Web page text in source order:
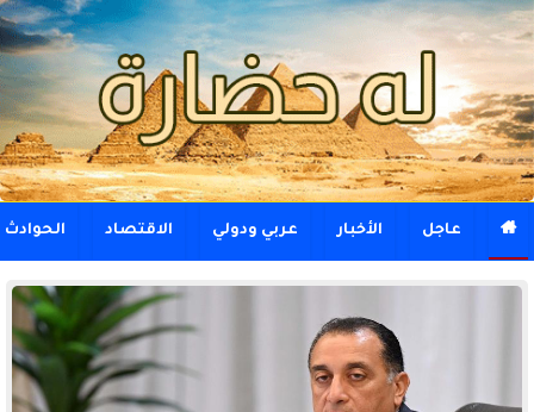
 عاجل الأخبار عربي ودولي الاقتصاد الحوادث